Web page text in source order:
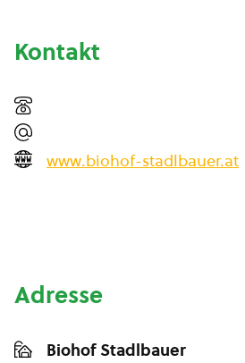
Kontakt
www.biohof-stadlbauer.at
Adresse
Biohof Stadlbauer